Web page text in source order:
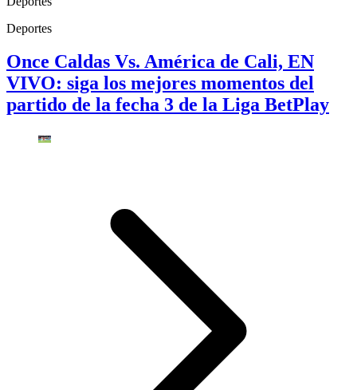
Deportes
Once Caldas Vs. América de Cali, EN
VIVO: siga los mejores momentos del
partido de la fecha 3 de la Liga BetPlay